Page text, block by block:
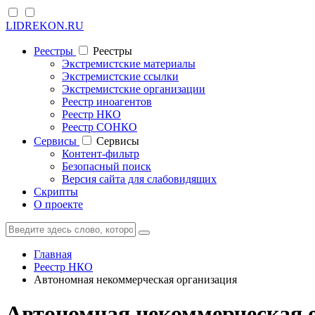
LIDREKON.RU
Реестры
Реестры
Экстремистские материалы
Экстремистские ссылки
Экстремистские организации
Реестр иноагентов
Реестр НКО
Реестр СОНКО
Cервисы
Cервисы
Контент-фильтр
Безопасный поиск
Версия сайта для слабовидящих
Скрипты
О проекте
Главная
Реестр НКО
Автономная некоммерческая организация